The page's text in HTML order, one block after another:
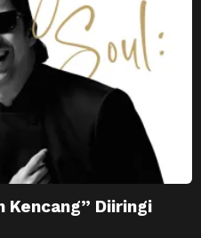
Kencang” Diiringi